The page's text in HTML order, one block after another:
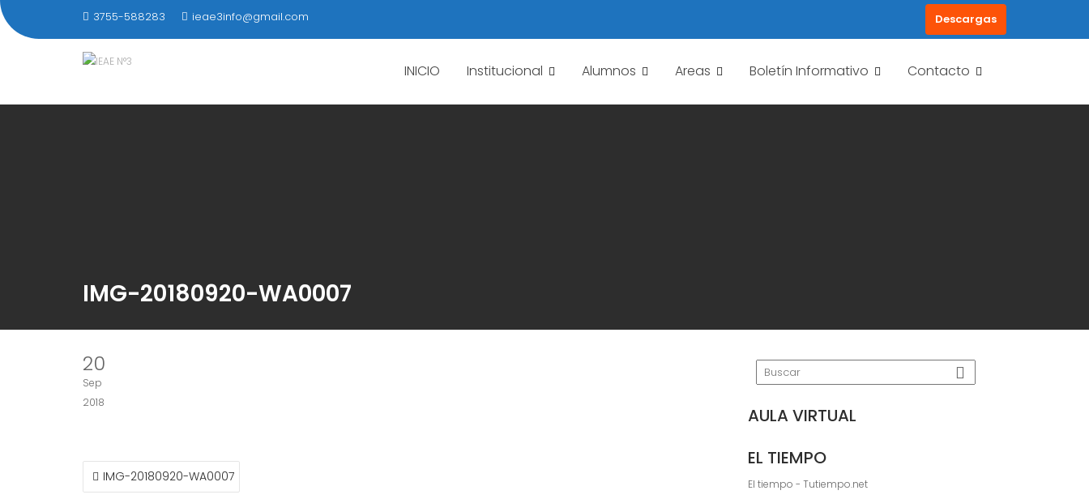
Saltar
al
3755-588283 ieae3info@gmail.com Descargas
INICIO Institucional Alumnos Areas Boletín Informativo Contacto
IMG-20180920-WA0007
20
Sep
2018
NAVEGACIÓN
DEIMG-20180920-WA0007
AULA VIRTUAL
EL TIEMPO
El tiempo - Tutiempo.net